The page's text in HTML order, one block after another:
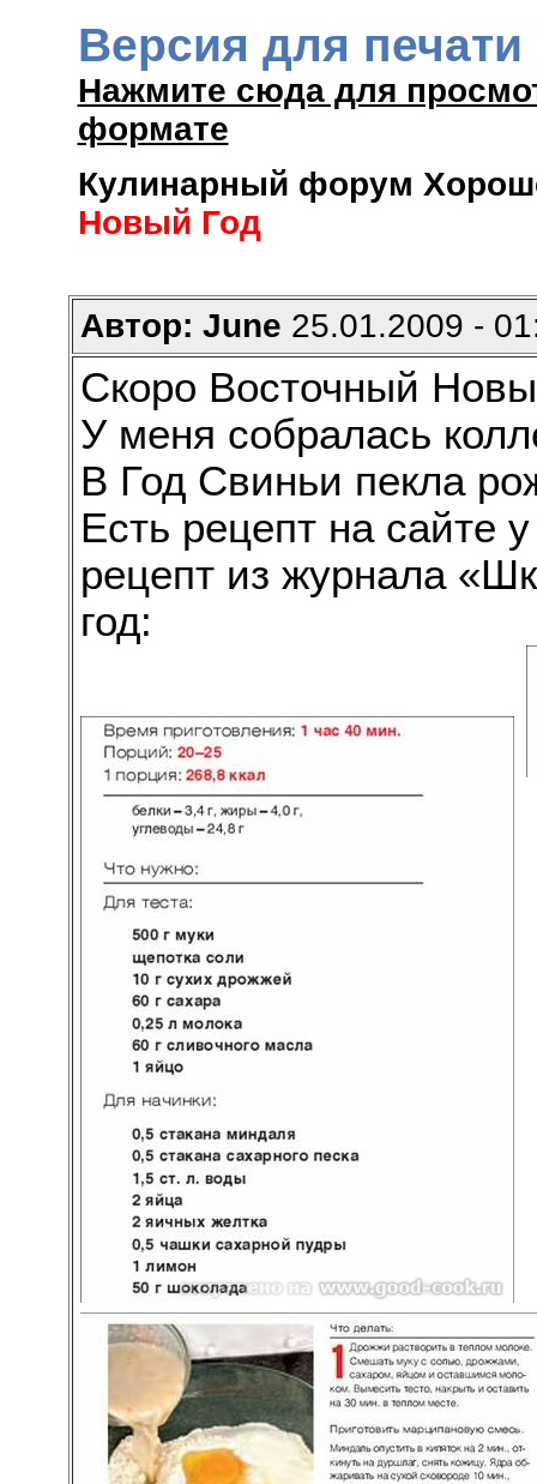
Версия для
Нажмите сюда для
формате
Кулинарный форум
Новый Год
Автор: June 25.01.2009 -
Скоро Восточный
У меня собралась
В Год Свиньи пекла
Есть рецепт на сайте
рецепт из журнала
год: